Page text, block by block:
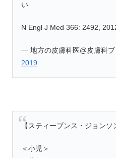
い
N Engl J Med 366: 2492,
— 地方の皮膚科医@皮膚科
2019
【スティーブンス・ジョンソ
＜小児＞